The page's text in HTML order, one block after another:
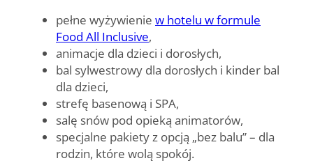
pełne wyżywienie w hotelu w formule
Food All Inclusive,
animacje dla dzieci i dorosłych,
bal sylwestrowy dla dorosłych i kinder bal
dla dzieci,
strefę basenową i SPA,
salę snów pod opieką animatorów,
specjalne pakiety z opcją „bez balu” – dla
rodzin, które wolą spokój.